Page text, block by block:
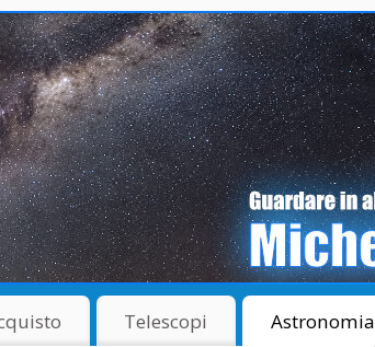
Telescopi Astronomia